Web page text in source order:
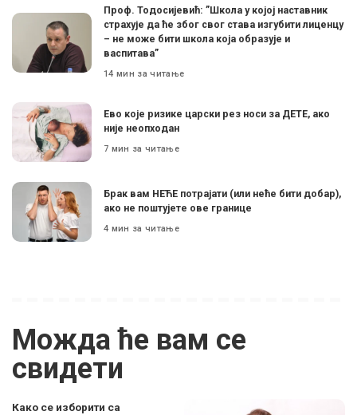
Проф. Тодосијевић: ”Школа у којој наставник
страхује да ће због свог става изгубити лиценцу
– не може бити школа која образује и
васпитава”
14 мин за читање
Ево које ризике царски рез носи за ДЕТЕ, ако
није неопходан
7 мин за читање
Брак вам НЕЋЕ потрајати (или неће бити добар),
ако не поштујете ове границе
4 мин за читање
Можда ће вам се
свидети
Како се изборити са